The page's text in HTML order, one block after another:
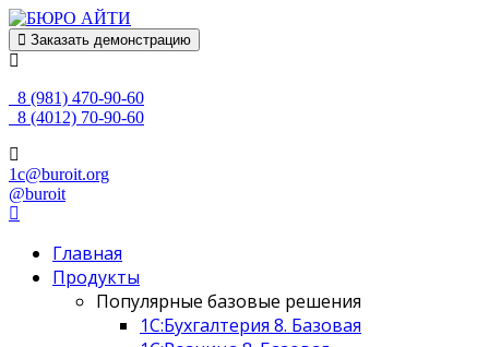
Заказать демонстрацию
8 (981) 470-90-60
8 (4012) 70-90-60
1c@buroit.org
@buroit
Главная
Продукты
Популярные базовые решения
1С:Бухгалтерия 8. Базовая